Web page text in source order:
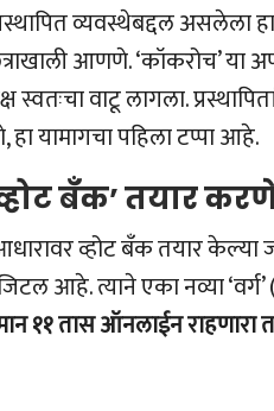
व्यवस्थेबद्दल असलेला
आणणे. ‘कॉकरोच’ या
वाटू लागला.
यामागचा पहिला टप्पा आहे.
बँक’ तयार
व्होट बँक तयार केल्या
आहे. त्याने एका नव्या ‘वर्ग’
११ तास ऑनलाईन राहणारा